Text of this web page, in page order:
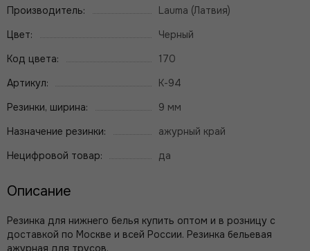
Производитель:
Lauma (Латвия)
Цвет:
Черный
Код цвета:
170
Артикул:
К-94
Резинки, ширина:
9 мм
Назначение резинки:
ажурный край
Нецифровой товар:
да
Описание
Резинка для нижнего белья купить оптом и в розницу с
доставкой по Москве и всей России. Резинка бельевая
ажурная для трусов.